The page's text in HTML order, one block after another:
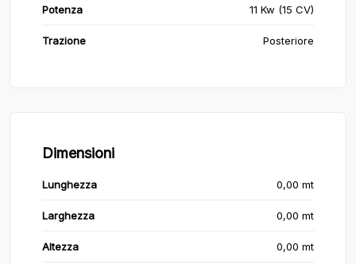
Potenza 11 Kw (15 CV)
Trazione Posteriore
Dimensioni
Lunghezza 0,00 mt
Larghezza 0,00 mt
Altezza 0,00 mt